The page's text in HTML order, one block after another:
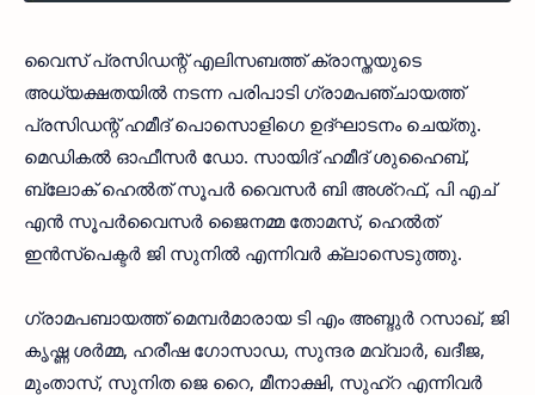
വൈസ് പ്രസിഡന്റ് എലിസബത്ത് ക്രാസ്തയുടെ
അധ്യക്ഷതയിൽ നടന്ന പരിപാടി ഗ്രാമപഞ്ചായത്ത്
പ്രസിഡന്റ് ഹമീദ് പൊസൊളിഗെ ഉദ്ഘാടനം ചെയ്തു.
മെഡികൽ ഓഫീസർ ഡോ. സായിദ് ഹമീദ് ശുഹൈബ്,
ബ്ലോക് ഹെൽത് സൂപർ വൈസർ ബി അശ്റഫ്, പി എച്
എൻ സൂപർവൈസർ ജൈനമ്മ തോമസ്, ഹെൽത്
ഇൻസ്പെക്ടർ ജി സുനിൽ എന്നിവർ ക്ലാസെടുത്തു.
ഗ്രാമപബായത്ത് മെമ്പർമാരായ ടി എം അബ്ദുർ റസാഖ്, ജി
കൃഷ്ണ ശർമ്മ, ഹരീഷ ഗോസാഡ, സുന്ദര മവ്വാർ, ഖദീജ,
മുംതാസ്, സുനിത ജെ റൈ, മീനാക്ഷി, സുഹ്റ എന്നിവർ